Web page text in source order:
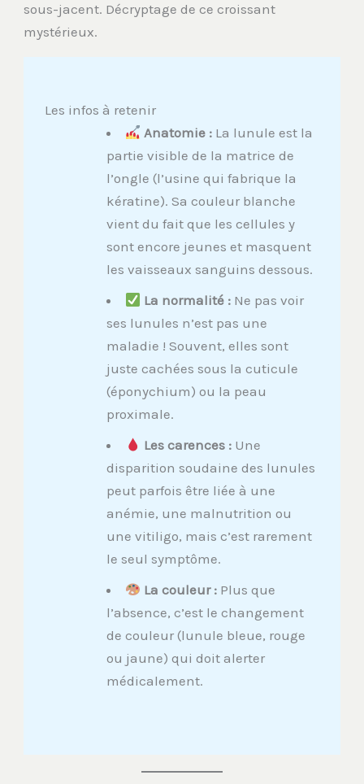
sous-jacent. Décryptage de ce croissant
mystérieux.
Les infos à retenir
Anatomie : La lunule est la
partie visible de la matrice de
l’ongle (l’usine qui fabrique la
kératine). Sa couleur blanche
vient du fait que les cellules y
sont encore jeunes et masquent
les vaisseaux sanguins dessous.
La normalité : Ne pas voir
ses lunules n’est pas une
maladie ! Souvent, elles sont
juste cachées sous la cuticule
(éponychium) ou la peau
proximale.
Les carences : Une
disparition soudaine des lunules
peut parfois être liée à une
anémie, une malnutrition ou
une vitiligo, mais c’est rarement
le seul symptôme.
La couleur : Plus que
l’absence, c’est le changement
de couleur (lunule bleue, rouge
ou jaune) qui doit alerter
médicalement.